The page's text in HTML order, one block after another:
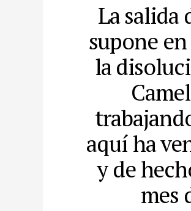
La salida
supone
la
aquí ha
y de
mes